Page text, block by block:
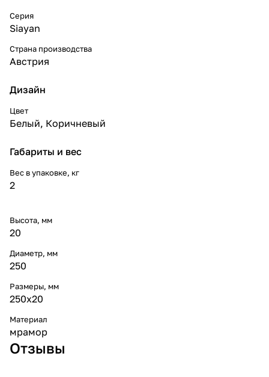
Серия
Siayan
Страна производства
Австрия
Дизайн
Цвет
Белый, Коричневый
Габариты и вес
Вес в упаковке, кг
2
Высота, мм
20
Диаметр, мм
250
Размеры, мм
250x20
Материал
мрамор
Отзывы